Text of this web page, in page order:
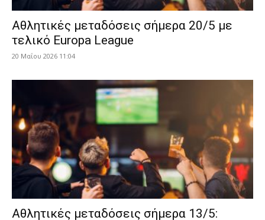
Αθλητικές μεταδόσεις σήμερα 20/5 με
τελικό Europa League
20 Μαΐου 2026 11:04
Αθλητικές μεταδόσεις σήμερα 13/5: